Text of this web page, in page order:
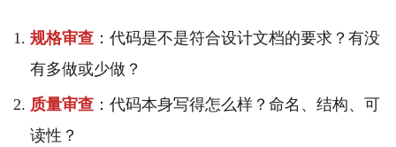
规格审查 ：代码是不是符合设计文档的要求？有没
有多做或少做？
质量审查 ：代码本身写得怎么样？命名、结构、可
读性？